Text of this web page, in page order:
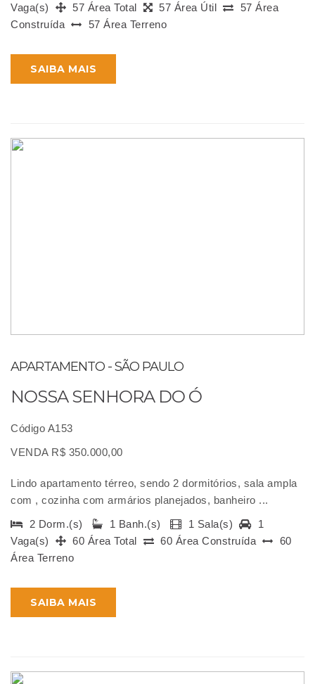
Vaga(s)
57 Área Total 57 Área Útil
57 Área
Construída
57 Área Terreno
SAIBA MAIS
APARTAMENTO - SÃO PAULO
NOSSA SENHORA DO Ó
Código A153
VENDA R$ 350.000,00
Lindo apartamento térreo, sendo 2 dormitórios, sala ampla
com , cozinha com armários planejados, banheiro ...
2 Dorm.(s)
1 Banh.(s) 1 Sala(s)
1
Vaga(s)
60 Área Total 60 Área Construída
60
Área Terreno
SAIBA MAIS